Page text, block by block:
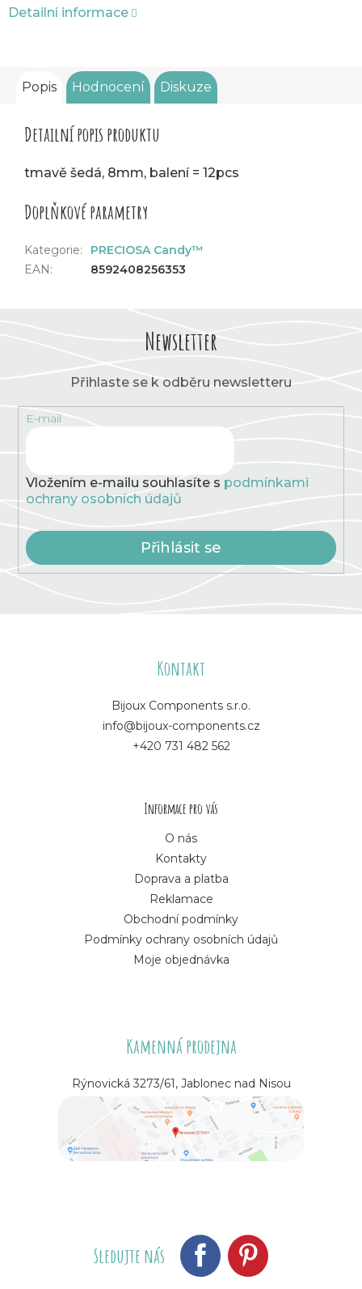
Detailní informace
Popis Hodnocení Diskuze
Detailní popis produktu
tmavě šedá, 8mm, balení = 12pcs
Doplňkové parametry
Kategorie:
PRECIOSA Candy™
EAN: 8592408256353
Newsletter
Přihlaste se k odběru newsletteru
E-mail
Vložením e-mailu souhlasíte s podmínkami
ochrany osobních údajů
Přihlásit se
Kontakt
Bijoux Components s.r.o.
info@bijoux-components.cz
+420 731 482 562
Informace pro vás
O nás
Kontakty
Doprava a platba
Reklamace
Obchodní podmínky
Podmínky ochrany osobních údajů
Moje objednávka
Kamenná prodejna
Rýnovická 3273/61, Jablonec nad Nisou
Sledujte nás